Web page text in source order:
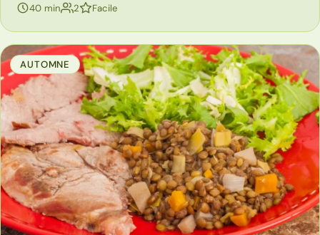
40 min 2personnes
Facile
AUTOMNE